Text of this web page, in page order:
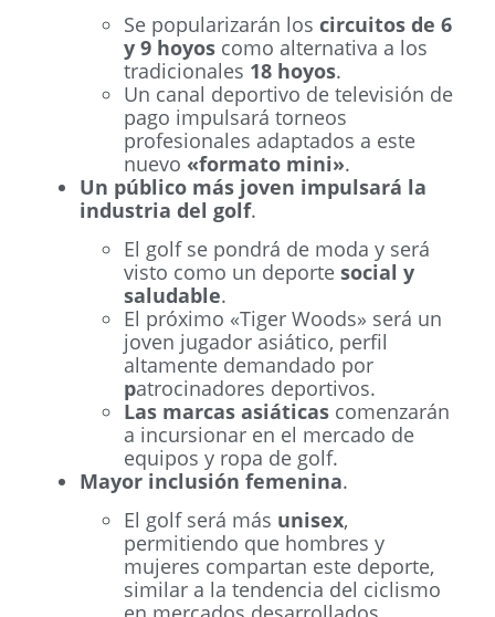
Se popularizarán loscircuitos de 6
y 9 hoyos como alternativa a los
tradicionales 18 hoyos.
Un canal deportivo de televisión de
pago impulsará torneos
profesionales adaptados a este
nuevo «formato mini».
Un público más joven impulsará la
industria del golf.
El golf se pondrá de moda y será
visto como un deportesocial y
saludable.
El próximo «Tiger Woods» será un
joven jugador asiático, perfil
altamente demandado por
patrocinadores deportivos.
Las marcas asiáticas comenzarán
a incursionar en el mercado de
equipos y ropa de golf.
Mayor inclusión femenina.
El golf será más unisex,
permitiendo que hombres y
mujeres compartan este deporte,
similar a la tendencia del ciclismo